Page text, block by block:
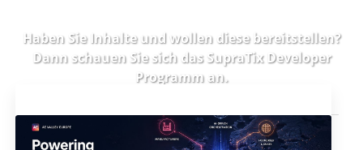
Haben Sie Inhalte und wollen diese bereitstellen?
Dann schauen Sie sich das SupraTix Developer
Programman.